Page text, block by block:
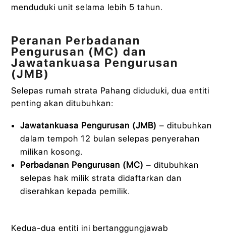
menduduki unit selama lebih 5 tahun.
Peranan Perbadanan
Pengurusan (MC) dan
Jawatankuasa Pengurusan
(JMB)
Selepas rumah strata Pahang diduduki, dua entiti
penting akan ditubuhkan:
Jawatankuasa Pengurusan (JMB) – ditubuhkan
dalam tempoh 12 bulan selepas penyerahan
milikan kosong.
Perbadanan Pengurusan (MC) – ditubuhkan
selepas hak milik strata didaftarkan dan
diserahkan kepada pemilik.
Kedua-dua entiti ini bertanggungjawab